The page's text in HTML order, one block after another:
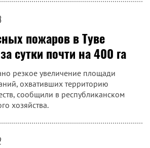
пожаров в Туве
сутки почти на 400 га
резкое увеличение площади
охвативших территорию
сообщили в республиканском
хозяйства.